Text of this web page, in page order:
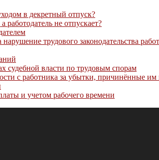
в декретный отпуск?
работодатель не отпускает?
трудового законодательства
судебной власти по трудовым спорам
с работника за убытки, причинённые
и учетом рабочего времени